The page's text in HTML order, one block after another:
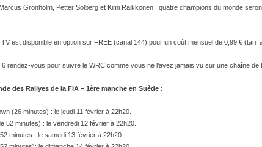
Grönholm, Petter Solberg et Kimi Räikkönen : quatre champions du monde
est disponible en option sur FREE (canal 144) pour un coût mensuel de 0,99 € (tarif
rendez-vous pour suivre le WRC comme vous ne l’avez jamais vu sur une chaîne de
des Rallyes de la FIA – 1ère manche en Suède :
(26 minutes) : le jeudi 11 février à 22h20.
52 minutes) : le vendredi 12 février à 22h20.
minutes : le samedi 13 février à 22h20.